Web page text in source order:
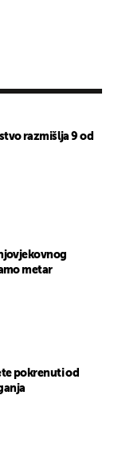
razmišlja 9 od
metar
pokrenuti od